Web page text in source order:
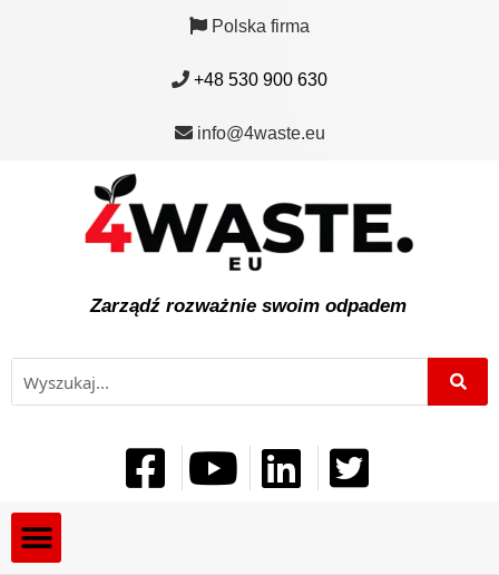
Polska firma
+48 530 900 630
info@4waste.eu
Zarządź rozważnie swoim odpadem